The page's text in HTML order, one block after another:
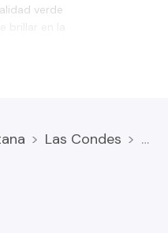
verde
Las Condes